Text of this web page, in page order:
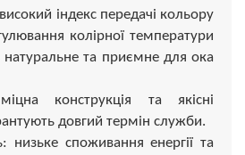
високий індекс передачі кольору
колірної температури
натуральне та приємне для ока
конструкція та якісні
довгий термін служби.
низьке споживання енергії та